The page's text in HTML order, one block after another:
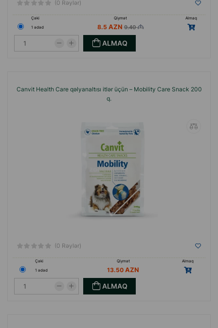
(0 Rəylər)
Çəki Qiymət
Almaq
1 ədəd
8.5 9.40
ALMAQ
Canvit Health Care qəlyanaltısı itlər üçün – Mobility Care Snack 200
q.
(0 Rəylər)
Çəki Qiymət
Almaq
1 ədəd
13.50
ALMAQ